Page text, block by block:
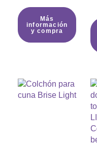
Más
información
y compra